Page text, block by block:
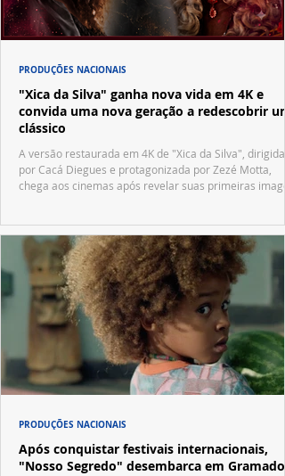
"Xica da Silva" ganha nova vida em 4K e
convida uma nova geração a redescobrir um
clássico
A versão restaurada em 4K de "Xica da Silva", dirigida
por Cacá Diegues e protagonizada por Zezé Motta,
chega aos cinemas após revelar suas primeiras
PRODUÇÕES NACIONAIS
Após conquistar festivais internacionais,
"Nosso Segredo" desembarca em Gramado
PRODUÇÕES NACIONAIS